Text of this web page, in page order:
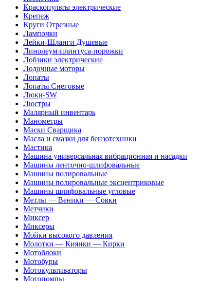
Краскопульты электрические
Крепеж
Круги Отрезные
Лампочки
Лейки-Шланги Душевые
Линолеум-плинтуса-порожки
Лобзики электрические
Лодочные моторы
Лопаты
Лопаты Снеговые
Люки-SW
Люстры
Малярный инвентарь
Манометры
Маски Сварщика
Масла и смазки для бензотехники
Мастика
Машина универсальная вибрационная и насадки
Машины ленточно-шлифовальные
Машины полировальные
Машины полировальные эксцентриковые
Машины шлифовальные угловые
Метлы — Веники — Совки
Метчики
Миксер
Миксеры
Мойки высокого давления
Молотки — Киянки — Кирки
Мотоблоки
Мотобуры
Мотокультиваторы
Мотопомпы